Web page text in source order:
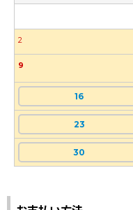
2
9
16
23
30